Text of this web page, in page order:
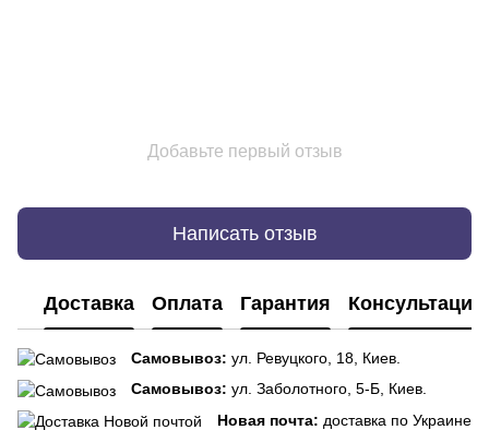
Добавьте первый отзыв
Написать отзыв
Доставка Оплата Гарантия Консультация
Самовывоз: ул. Ревуцкого, 18, Киев.
Самовывоз: ул. Заболотного, 5-Б, Киев.
Новая почта: доставка по Украине